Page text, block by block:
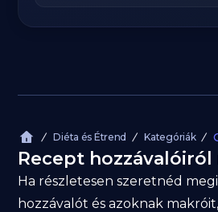
Diéta és Étrend Kategóriák
Recept
Ha részletesen szeretnéd
hozzávalót és azoknak